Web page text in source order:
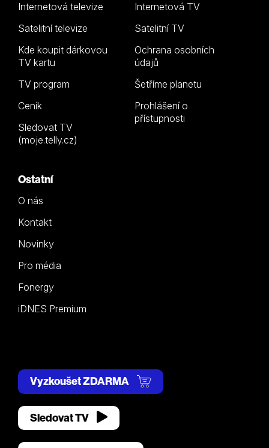
Internetová televize
Satelitní televize
Kde koupit dárkovou
TV kartu
TV program
Ceník
Sledovat TV
(moje.telly.cz)
Internetová TV
Satelitní TV
Ochrana osobních
údajů
Šetříme planetu
Prohlášení o
přístupnosti
Ostatní
O nás
Kontakt
Novinky
Pro média
Fonergy
iDNES Premium
Vyzkoušet ZDARMA
Sledovat TV